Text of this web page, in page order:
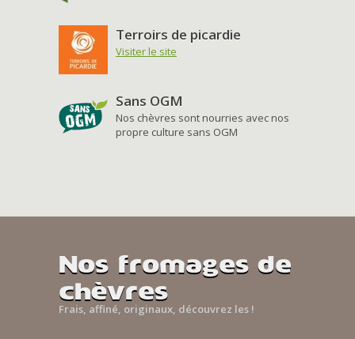
Terroirs de picardie
Visiter le site
Sans OGM
Nos chèvres sont nourries avec nos
propre culture sans OGM
Nos fromages de
chèvres
Frais, affiné, originaux, découvrez les !